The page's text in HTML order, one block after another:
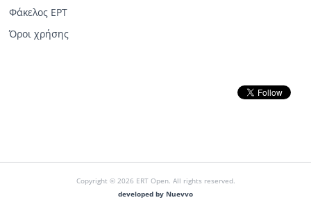
Φάκελος ΕΡΤ
Όροι χρήσης
Copyright © 2026 ERT Open. All rights reserved.
developed by Nuevvo